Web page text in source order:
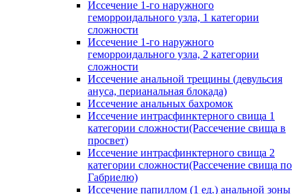
Иссечение 1-го наружного
геморроидального узла, 1 категории
сложности
Иссечение 1-го наружного
геморроидального узла, 2 категории
сложности
Иссечение анальной трещины (девульсия
ануса, перианальная блокада)
Иссечение анальных бахромок
Иссечение интрасфинктерного свища 1
категории сложности(Рассечение свища в
просвет)
Иссечение интрасфинктерного свища 2
категории сложности(Рассечение свища по
Габриелю)
Иссечение папиллом (1 ед.) анальной зоны